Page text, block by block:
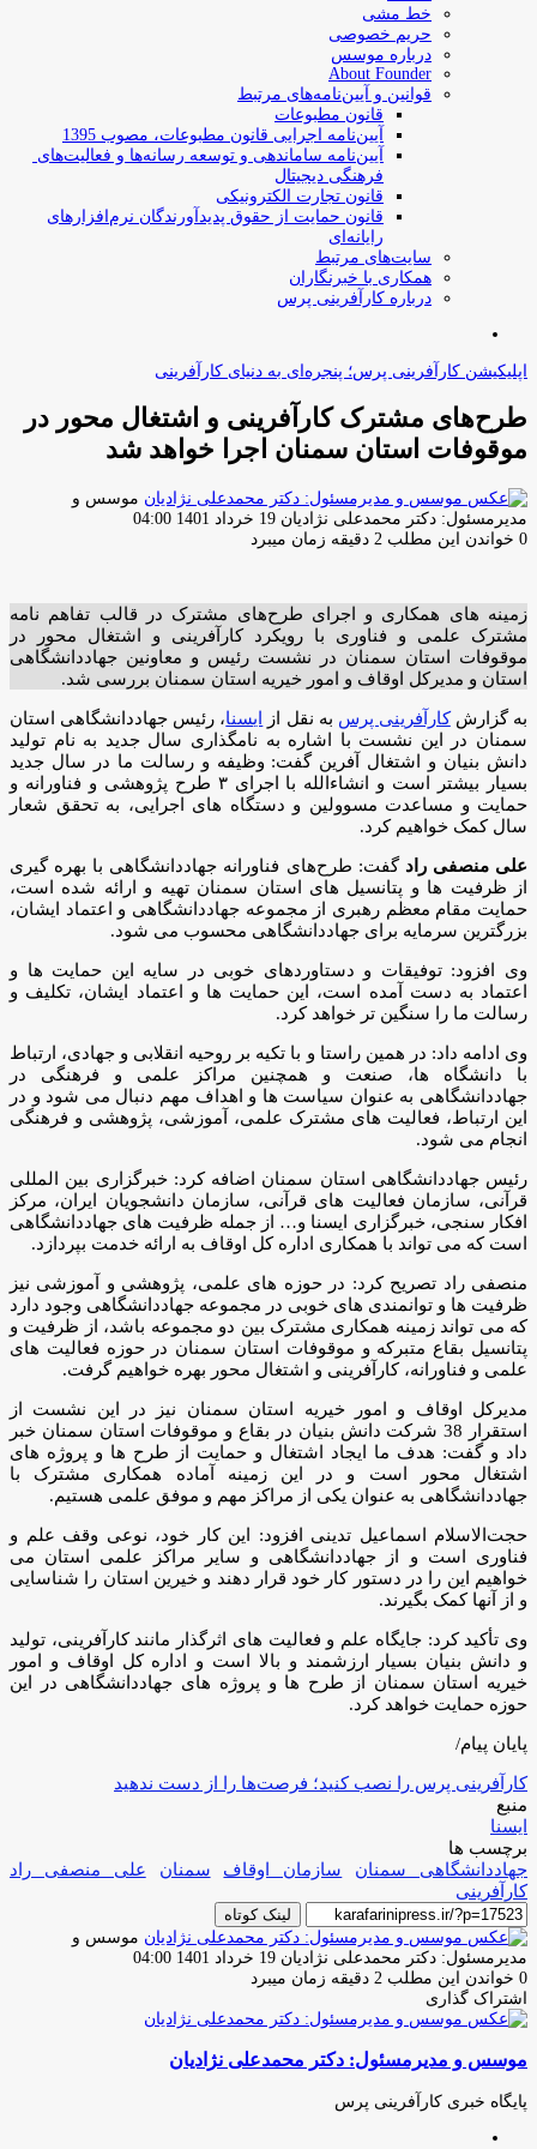
خط مشی
حریم خصوصی
درباره موسس
About Founder
قوانین و آیین‌نامه‌های مرتبط
‌قانون مطبوعات
آیین‌نامه اجرایی قانون مطبوعات، مصوب 1395
آیین‌نامه سامان­دهی و توسعه رسانه­‌ها و فعالیت‌­های
فرهنگی دیجیتال
قانون تجارت الکترونیکی
قانون حمایت از حقوق پدیدآورندگان نرم‌افزارهای
رایانه‌ای
سایت‌های مرتبط
همکاری با خبرنگاران
درباره کارآفرینی پرس
اپلیکیشن کارآفرینی پرس؛ پنجره‌ای به دنیای کارآفرینی
طرح‌های مشترک کارآفرینی و اشتغال محور در
موقوفات استان سمنان اجرا خواهد شد
موسس و
مدیرمسئول: دکتر محمدعلی نژادیان ارسال
ایمیل
19 خرداد 1401 04:00
0 خواندن این مطلب 2 دقیقه زمان میبرد
زمینه های همکاری و اجرای طرح‌های مشترک در قالب تفاهم نامه
مشترک علمی و فناوری با رویکرد کارآفرینی و اشتغال محور در
موقوفات استان سمنان در نشست رئیس و معاونین جهاددانشگاهی
استان و مدیرکل اوقاف و امور خیریه استان سمنان بررسی شد.
به گزارشکارآفرینی پرس به نقل از ایسنا، رئیس جهاددانشگاهی استان
سمنان در این نشست با اشاره به نامگذاری سال جدید به نام تولید
دانش بنیان و اشتغال آفرین گفت: وظیفه و رسالت ما در سال جدید
بسیار بیشتر است و انشاءالله با اجرای ۳ طرح پژوهشی و فناورانه و
حمایت و مساعدت مسوولین و دستگاه های اجرایی، به تحقق شعار
سال کمک خواهیم کرد.
علی منصفی راد گفت: طرح‌های فناورانه جهاددانشگاهی با بهره گیری
از ظرفیت ها و پتانسیل های استان سمنان تهیه و ارائه شده است،
حمایت مقام معظم رهبری از مجموعه جهاددانشگاهی و اعتماد ایشان،
بزرگترین سرمایه برای جهاددانشگاهی محسوب می شود.
وی افزود: توفیقات و دستاوردهای خوبی در سایه این حمایت ها و
اعتماد به دست آمده است، این حمایت ها و اعتماد ایشان، تکلیف و
رسالت ما را سنگین تر خواهد کرد.
وی ادامه داد: در همین راستا و با تکیه بر روحیه انقلابی و جهادی، ارتباط
با دانشگاه ها، صنعت و همچنین مراکز علمی و فرهنگی در
جهاددانشگاهی به عنوان سیاست ها و اهداف مهم دنبال می شود و در
این ارتباط، فعالیت های مشترک علمی، آموزشی، پژوهشی و فرهنگی
انجام می شود.
رئیس جهاددانشگاهی استان سمنان اضافه کرد: خبرگزاری بین المللی
قرآنی، سازمان فعالیت های قرآنی، سازمان دانشجویان ایران، مرکز
افکار سنجی، خبرگزاری ایسنا و… از جمله ظرفیت های جهاددانشگاهی
است که می تواند با همکاری اداره کل اوقاف به ارائه خدمت بپردازد.
منصفی راد تصریح کرد: در حوزه های علمی، پژوهشی و آموزشی نیز
ظرفیت ها و توانمندی های خوبی در مجموعه جهاددانشگاهی وجود دارد
که می تواند زمینه همکاری مشترک بین دو مجموعه باشد، از ظرفیت و
پتانسیل بقاع متبرکه و موقوفات استان سمنان در حوزه فعالیت های
علمی و فناورانه، کارآفرینی و اشتغال محور بهره خواهیم گرفت.
مدیرکل اوقاف و امور خیریه استان سمنان نیز در این نشست از
استقرار 38 شرکت دانش بنیان در بقاع و موقوفات استان سمنان خبر
داد و گفت: هدف ما ایجاد اشتغال و حمایت از طرح ها و پروژه های
اشتغال محور است و در این زمینه آماده همکاری مشترک با
جهاددانشگاهی به عنوان یکی از مراکز مهم و موفق علمی هستیم.
حجت‌الاسلام‌ اسماعیل تدینی افزود: این کار خود، نوعی وقف علم و
فناوری است و از جهاددانشگاهی و سایر مراکز علمی استان می
خواهیم این را در دستور کار خود قرار دهند و خیرین استان را شناسایی
و از آنها کمک بگیرند.
وی تأکید کرد: جایگاه علم و فعالیت های اثرگذار مانند کارآفرینی، تولید
و دانش بنیان بسیار ارزشمند و بالا است و اداره کل اوقاف و امور
خیریه استان سمنان از طرح ها و پروژه های جهاددانشگاهی در این
حوزه حمایت خواهد کرد.
پایان پیام/
کارآفرینی پرس را نصب کنید؛ فرصت‌ها را از دست ندهید
منبع
ایسنا
برچسب ها
جهاددانشگاهی سمنان
سازمان اوقاف سمنان
علی منصفی راد
کارآفرینی
لینک کوتاه
موسس و
مدیرمسئول: دکتر محمدعلی نژادیان ارسال
ایمیل
19 خرداد 1401 04:00
0 خواندن این مطلب 2 دقیقه زمان میبرد
اشتراک گذاری
فیس
توئیتر
لینکدین
واتس
تلگرام
اشتراک
از
ایمیل
چاپ
موسس و مدیرمسئول: دکتر محمدعلی نژادیان
پایگاه خبری کارآفرینی پرس